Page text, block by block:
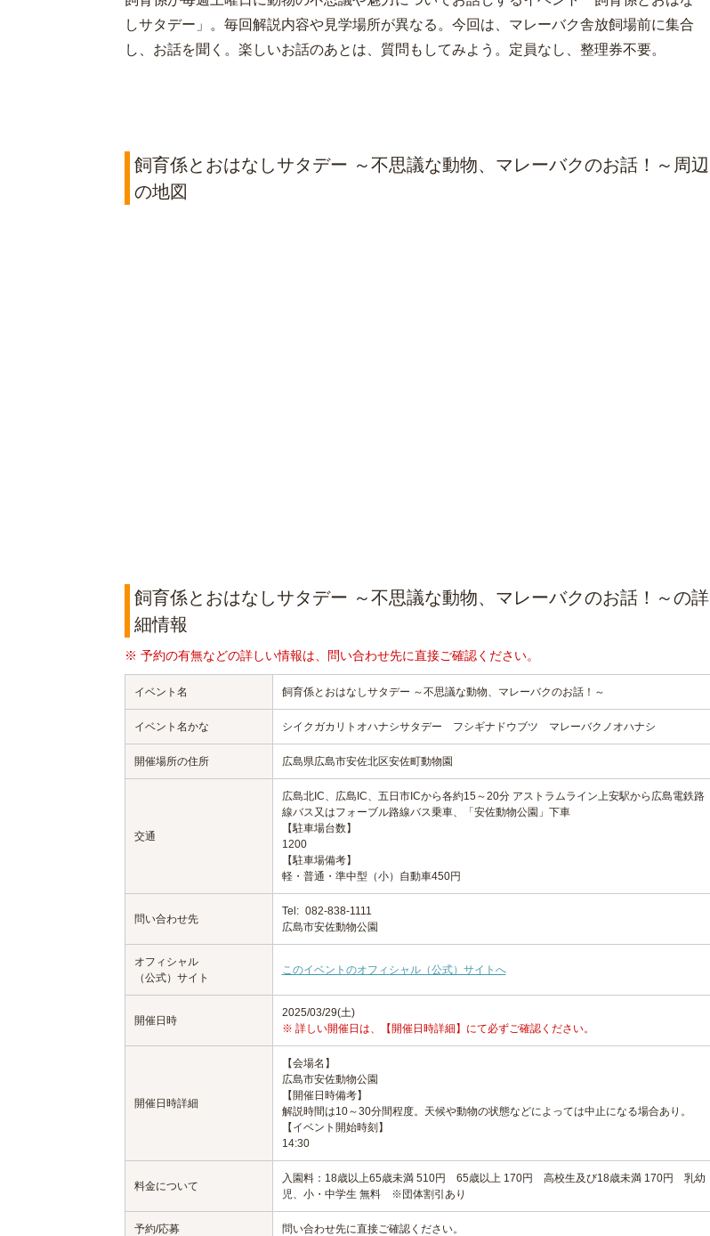
しサタデー」。毎回解説内容や見学場所が異なる。今回は、マレーバク舎放飼場前に集合
し、お話を聞く。楽しいお話のあとは、質問もしてみよう。定員なし、整理券不要。
飼育係とおはなしサタデー ～不思議な動物、マレーバクのお話！～周辺
の地図
飼育係とおはなしサタデー ～不思議な動物、マレーバクのお話！～の詳
細情報
※ 予約の有無などの詳しい情報は、問い合わせ先に直接ご確認ください。
イベント名 飼育係とおはなしサタデー ～不思議な動物、マレーバクのお話！～
イベント名かな シイクガカリトオハナシサタデー フシギナドウブツ マレーバクノオハナシ
開催場所の住所 広島県広島市安佐北区安佐町動物園
交通
広島北IC、広島IC、五日市ICから各約15～20分 アストラムライン上安駅から広島電鉄路
線バス又はフォーブル路線バス乗車、「安佐動物公園」下車
【駐車場台数】
1200
【駐車場備考】
軽・普通・準中型（小）自動車450円
問い合わせ先
Tel: 082-838-1111
広島市安佐動物公園
オフィシャル
（公式）サイト
このイベントのオフィシャル（公式）サイトへ
開催日時
2025/03/29(土)
※ 詳しい開催日は、【開催日時詳細】にて必ずご確認ください。
開催日時詳細
【会場名】
広島市安佐動物公園
【開催日時備考】
解説時間は10～30分間程度。天候や動物の状態などによっては中止になる場合あり。
【イベント開始時刻】
14:30
料金について
入園料：18歳以上65歳未満 510円 65歳以上 170円 高校生及び18歳未満 170円 乳幼
児、小・中学生 無料 ※団体割引あり
予約/応募 問い合わせ先に直接ご確認ください。